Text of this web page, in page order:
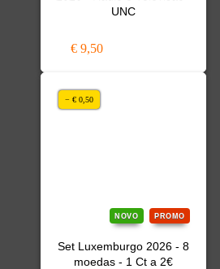
UNC
€ 9,50
NOVO PROMO
Set Luxemburgo 2026 - 8
moedas - 1 Ct a 2€
− € 0,50